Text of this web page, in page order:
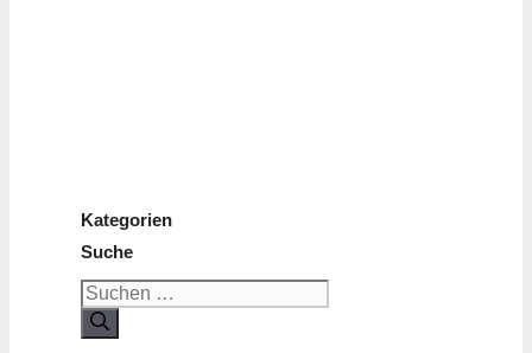
Kategorien
Suche
Suchen
nach: